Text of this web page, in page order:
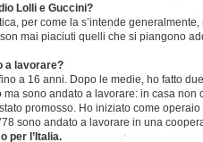
Lolli e Guccini?
per come la s’intende
mai piaciuti quelli che si piangono
a lavorare?
a 16 anni. Dopo le medie, ho fatto
sono andato a lavorare: in casa non
promosso. Ho iniziato come
sono andato a lavorare in una
per l’Italia.